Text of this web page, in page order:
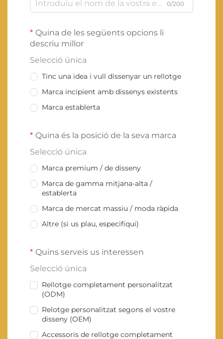
0/200
Quina de les següents opcions li
descriu millor
Selecció única
Tinc una idea i vull dissenyar un rellotge
Marca incipient amb dissenys existents
Marca establerta
Quina és la posició de la seva marca
Selecció única
Marca premium / de disseny
Marca de gamma mitjana-alta /
establerta
Marca de mercat massiu / moda ràpida
Altre (si us plau, especifiqui)
Quins serveis us interessen
Selecció única
Rellotge completament personalitzat
(ODM)
Relotge personalitzat segons el vostre
disseny (OEM)
Accessoris de rellotge completament